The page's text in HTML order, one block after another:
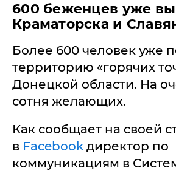
600 беженцев уже
Краматорска и
Более 600 человек уже
территорию «горячих
Донецкой области. На
сотня желающих.
Как сообщает на своей
в Facebook директор по
коммуникациям в